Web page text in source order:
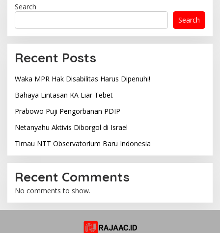
Search
Search
Recent Posts
Waka MPR Hak Disabilitas Harus Dipenuhi!
Bahaya Lintasan KA Liar Tebet
Prabowo Puji Pengorbanan PDIP
Netanyahu Aktivis Diborgol di Israel
Timau NTT Observatorium Baru Indonesia
Recent Comments
No comments to show.